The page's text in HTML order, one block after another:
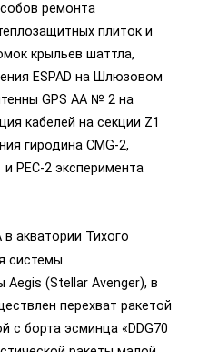
ремонта
плиток и
крыльев шаттла,
ESPAD на Шлюзовом
GPS AA № 2 на
кабелей на секции Z1
гиродина CMG-2,
PEC-2 эксперимента
акватории Тихого
системы
(Stellar Avenger), в
перехват ракетой
с борта эсминца «DDG70